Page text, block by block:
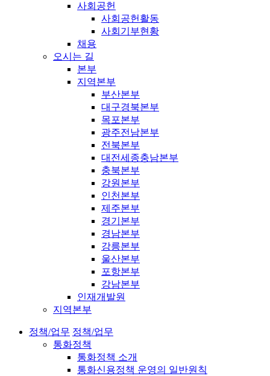
사회공헌
사회공헌활동
사회기부현황
채용
오시는 길
본부
지역본부
부산본부
대구경북본부
목포본부
광주전남본부
전북본부
대전세종충남본부
충북본부
강원본부
인천본부
제주본부
경기본부
경남본부
강릉본부
울산본부
포항본부
강남본부
인재개발원
지역본부
정책/업무 정책/업무
통화정책
통화정책 소개
통화신용정책 운영의 일반원칙